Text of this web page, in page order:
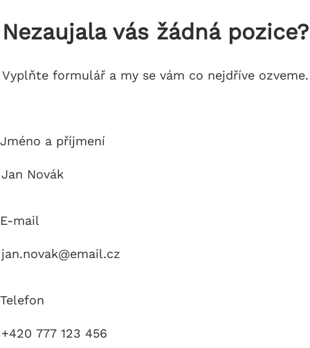
Nezaujala vás žádná pozice?
Vyplňte formulář a my se vám co nejdříve ozveme.
Jméno a příjmení
E-mail
Telefon